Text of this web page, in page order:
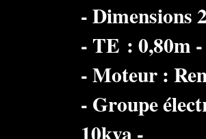
- Dimensions
- TE : 0,80m
- Moteur :
- Groupe